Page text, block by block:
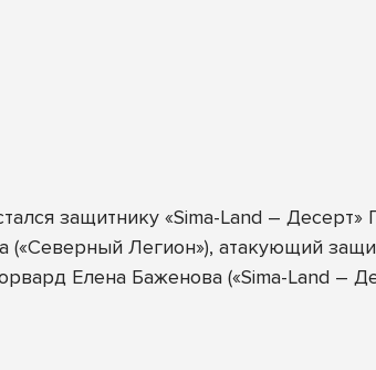
защитнику «Sima-Land –
Легион»), атакующий
Елена Баженова («Sima-Land –